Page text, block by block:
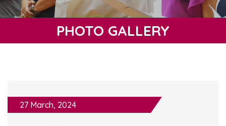
PHOTO GALLERY
27 March, 2024